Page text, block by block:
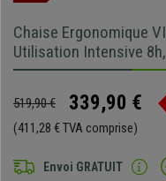
Chaise Ergonomique
Utilisation Intensive
519,90 € 339,90 €
(411,28 € TVA comprise)
Envoi GRATUIT